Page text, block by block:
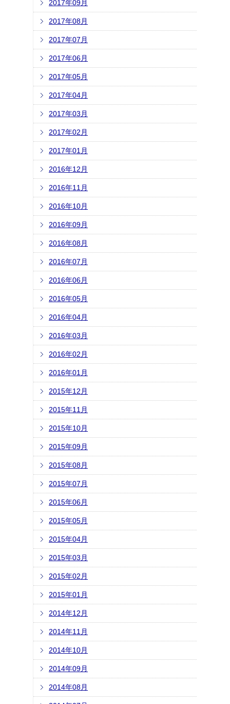
2017年09月
2017年08月
2017年07月
2017年06月
2017年05月
2017年04月
2017年03月
2017年02月
2017年01月
2016年12月
2016年11月
2016年10月
2016年09月
2016年08月
2016年07月
2016年06月
2016年05月
2016年04月
2016年03月
2016年02月
2016年01月
2015年12月
2015年11月
2015年10月
2015年09月
2015年08月
2015年07月
2015年06月
2015年05月
2015年04月
2015年03月
2015年02月
2015年01月
2014年12月
2014年11月
2014年10月
2014年09月
2014年08月